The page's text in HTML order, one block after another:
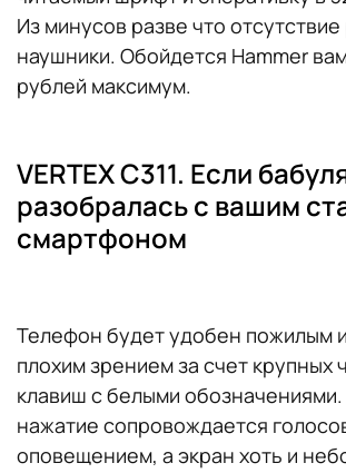
Из минусов разве что
наушники. Обойдется Hammer
рублей максимум.
VERTEX C311. Если
разобралась с вашим
смартфоном
Телефон будет удобен пожилым
плохим зрением за счет крупных
клавиш с белыми
нажатие сопровождается
оповещением, а экран хоть и